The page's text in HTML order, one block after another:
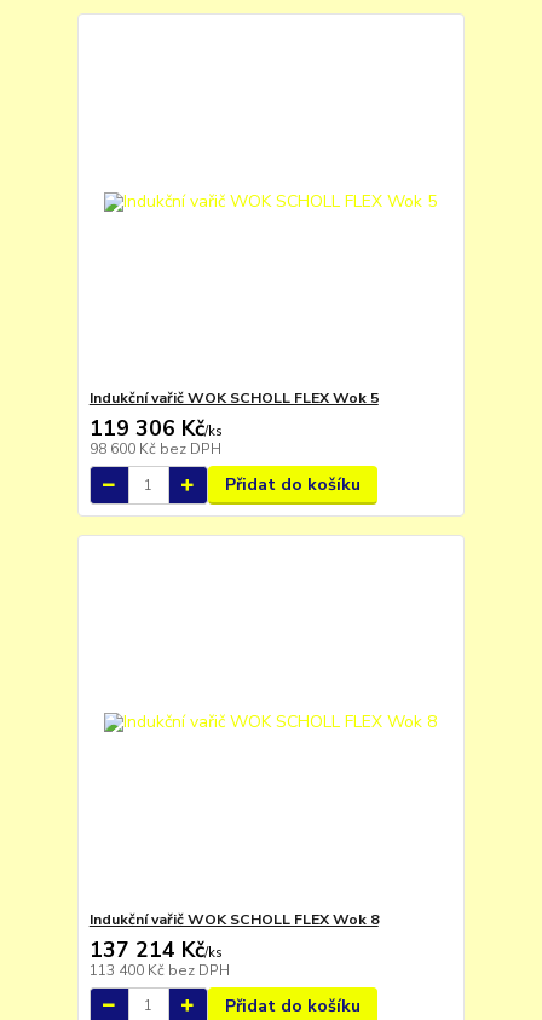
Indukční vařič WOK SCHOLL FLEX Wok 5
119 306 Kč/ks
98 600 Kč bez DPH
Přidat do košíku
Indukční vařič WOK SCHOLL FLEX Wok 8
137 214 Kč/ks
113 400 Kč bez DPH
Přidat do košíku